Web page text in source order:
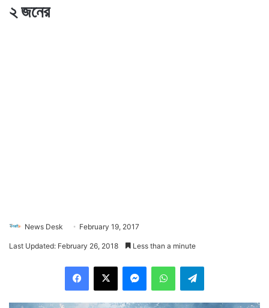
২ জনের
News Desk February 19, 2017
Last Updated: February 26, 2018 Less than a minute